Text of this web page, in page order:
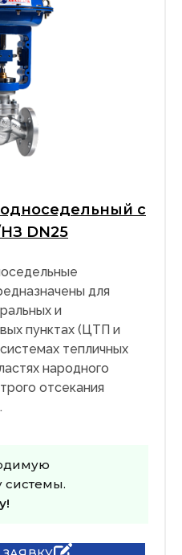
с
DN25
для
и
пунктах (ЦТП и
тепличных
народного
отсекания
системы.